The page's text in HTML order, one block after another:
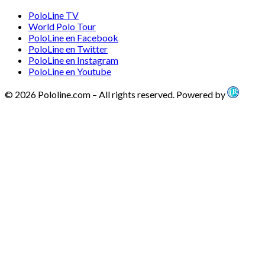
PoloLine TV
World Polo Tour
PoloLine en Facebook
PoloLine en Twitter
PoloLine en Instagram
PoloLine en Youtube
© 2026 Pololine.com – All rights reserved. Powered by